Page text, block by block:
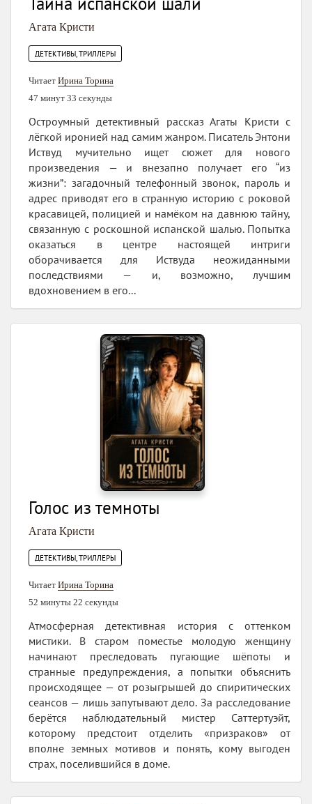
Агата Кристи
ДЕТЕКТИВЫ, ТРИЛЛЕРЫ
Читает Ирина Торина
47 минут 33 секунды
Остроумный детективный рассказ Агаты Кристи с
лёгкой иронией над самим жанром. Писатель Энтони
Иствуд мучительно ищет сюжет для нового
произведения — и внезапно получает его “из
жизни”: загадочный телефонный звонок, пароль и
адрес приводят его в странную историю с роковой
красавицей, полицией и намёком на давнюю тайну,
связанную с роскошной испанской шалью. Попытка
оказаться в центре настоящей интриги
оборачивается для Иствуда неожиданными
последствиями — и, возможно, лучшим
вдохновением в его...
Голос из темноты
Агата Кристи
ДЕТЕКТИВЫ, ТРИЛЛЕРЫ
Читает Ирина Торина
52 минуты 22 секунды
Атмосферная детективная история с оттенком
мистики. В старом поместье молодую женщину
начинают преследовать пугающие шёпоты и
странные предупреждения, а попытки объяснить
происходящее — от розыгрышей до спиритических
сеансов — лишь запутывают дело. За расследование
берётся наблюдательный мистер Саттертуэйт,
которому предстоит отделить «призраков» от
вполне земных мотивов и понять, кому выгоден
страх, поселившийся в доме.